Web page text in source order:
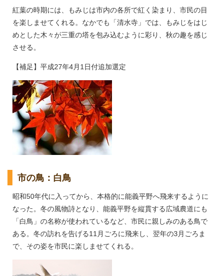
紅葉の時期には、もみじは市内の各所で紅く染まり、市民の目
を楽しませてくれる。なかでも「清水寺」では、もみじをはじ
めとした木々が三重の塔を包み込むように彩り、秋の趣を感じ
させる。
【補足】平成27年4月1日付追加選定
市の鳥：白鳥
昭和50年代に入ってから、本格的に能義平野へ飛来するように
なった。冬の風物詩となり、能義平野を縦貫する広域農道にも
「白鳥」の名称が使われているなど、市民に親しみのある鳥で
ある。冬の訪れを告げる11月ごろに飛来し、翌年の3月ごろま
で、その姿を市民に楽しませてくれる。